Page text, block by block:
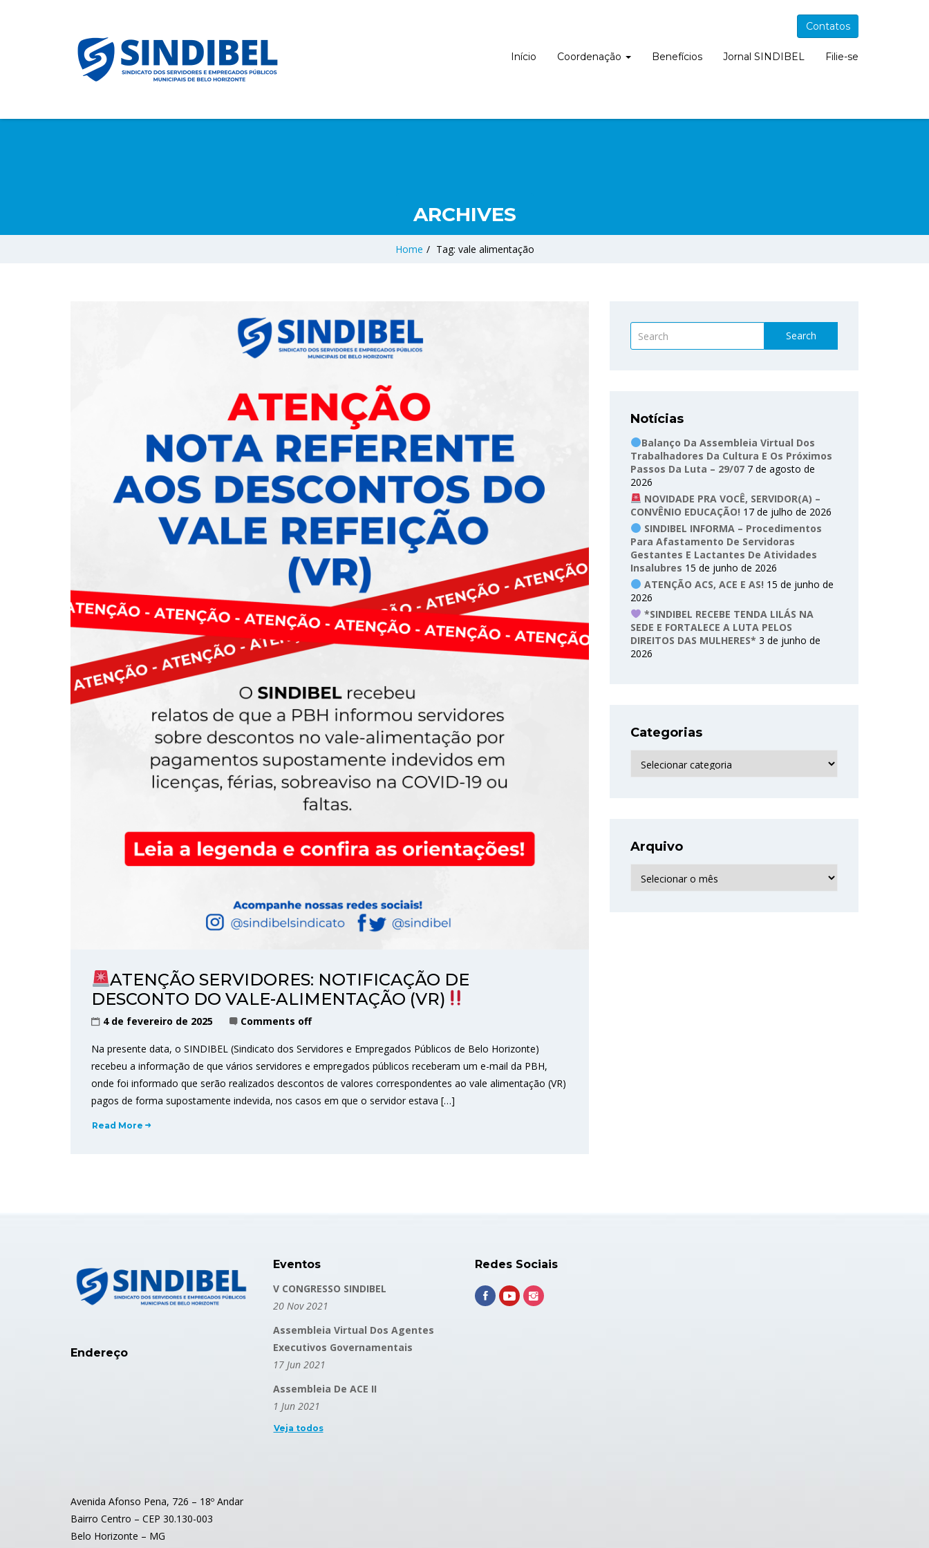
Contatos
Início Coordenação Benefícios Jornal SINDIBEL Filie-se
ARCHIVES
Home / Tag: vale alimentação
ATENÇÃO SERVIDORES: NOTIFICAÇÃO DE
DESCONTO DO VALE-ALIMENTAÇÃO (VR)
4 de fevereiro de 2025 Comments off
Na presente data, o SINDIBEL (Sindicato dos Servidores e Empregados Públicos de Belo Horizonte)
recebeu a informação de que vários servidores e empregados públicos receberam um e-mail da PBH,
onde foi informado que serão realizados descontos de valores correspondentes ao vale alimentação (VR)
pagos de forma supostamente indevida, nos casos em que o servidor estava […]
Read More
Search
Notícias
Balanço Da Assembleia Virtual Dos
Trabalhadores Da Cultura E Os Próximos
Passos Da Luta – 29/07 7 de agosto de
2026
NOVIDADE PRA VOCÊ, SERVIDOR(A) –
CONVÊNIO EDUCAÇÃO! 17 de julho de 2026
SINDIBEL INFORMA – Procedimentos
Para Afastamento De Servidoras
Gestantes E Lactantes De Atividades
Insalubres 15 de junho de 2026
ATENÇÃO ACS, ACE E AS! 15 de junho de
2026
*SINDIBEL RECEBE TENDA LILÁS NA
SEDE E FORTALECE A LUTA PELOS
DIREITOS DAS MULHERES* 3 de junho de
2026
Categorias
Categorias
Arquivo
Arquivo
Endereço
Avenida Afonso Pena, 726 – 18º Andar
Bairro Centro – CEP 30.130-003
Belo Horizonte – MG
Eventos
V CONGRESSO SINDIBEL
20 Nov 2021
Assembleia Virtual Dos Agentes
Executivos Governamentais
17 Jun 2021
Assembleia De ACE II
1 Jun 2021
Veja todos
Redes Sociais